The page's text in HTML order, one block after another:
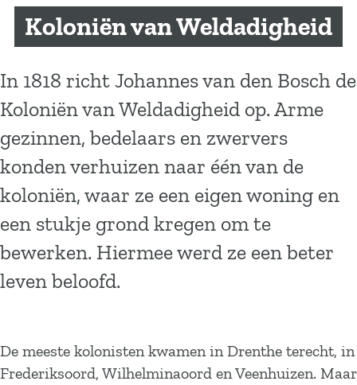
Koloniën van Weldadigheid
In 1818 richt Johannes van den Bosch de
Koloniën van Weldadigheid op. Arme
gezinnen, bedelaars en zwervers
konden verhuizen naar één van de
koloniën, waar ze een eigen woning en
een stukje grond kregen om te
bewerken. Hiermee werd ze een beter
leven beloofd.
De meeste kolonisten kwamen in Drenthe terecht, in
Frederiksoord, Wilhelminaoord en Veenhuizen. Maar